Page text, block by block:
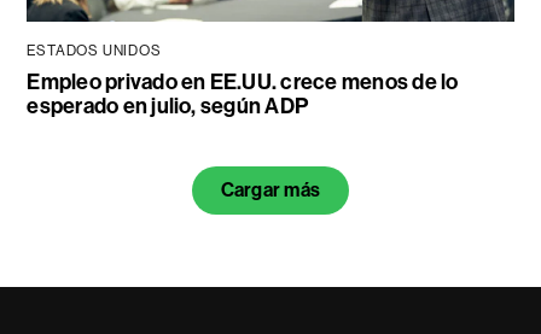
ESTADOS UNIDOS
Empleo privado en EE.UU. crece menos de lo
esperado en julio, según ADP
Cargar más